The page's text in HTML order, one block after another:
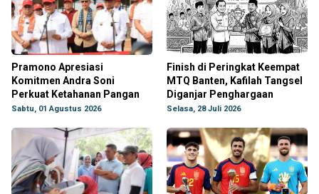
Pramono Apresiasi
Komitmen Andra Soni
Perkuat Ketahanan Pangan
Sabtu, 01 Agustus 2026
Finish di Peringkat Keempat
MTQ Banten, Kafilah Tangsel
Diganjar Penghargaan
Selasa, 28 Juli 2026